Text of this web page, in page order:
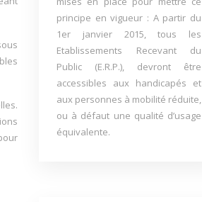
principe en vigueur : A partir du
1er janvier 2015, tous les
Etablissements Recevant du
Public (E.R.P.), devront être
accessibles aux handicapés et
aux personnes à mobilité réduite,
ou à défaut une qualité d’usage
équivalente.